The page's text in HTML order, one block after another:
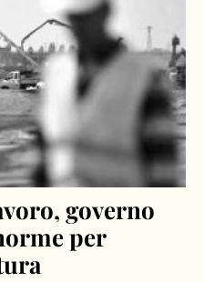
governo
per